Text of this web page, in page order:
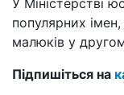
популярних
малюків у
Підпишіться на